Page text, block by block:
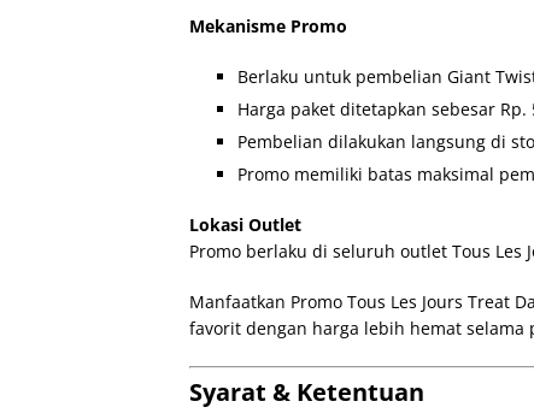
Mekanisme Promo
Berlaku untuk pembelian Giant
Harga paket ditetapkan sebesar Rp.
Pembelian dilakukan langsung di
Promo memiliki batas maksimal
Lokasi Outlet
Promo berlaku di seluruh outlet Tous Les
Manfaatkan Promo Tous Les Jours Treat
favorit dengan harga lebih hemat selama
Syarat & Ketentuan